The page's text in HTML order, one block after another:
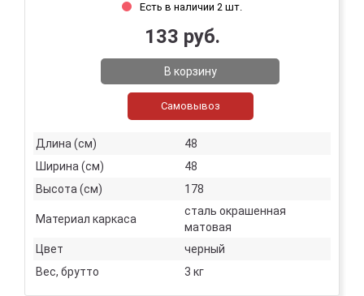
Есть в наличии 2 шт.
133 руб.
В корзину
Самовывоз
Длина (см)
48
Ширина (см)
48
Высота (см)
178
Материал каркаса
сталь окрашенная
матовая
Цвет
черный
Вес, брутто
3 кг